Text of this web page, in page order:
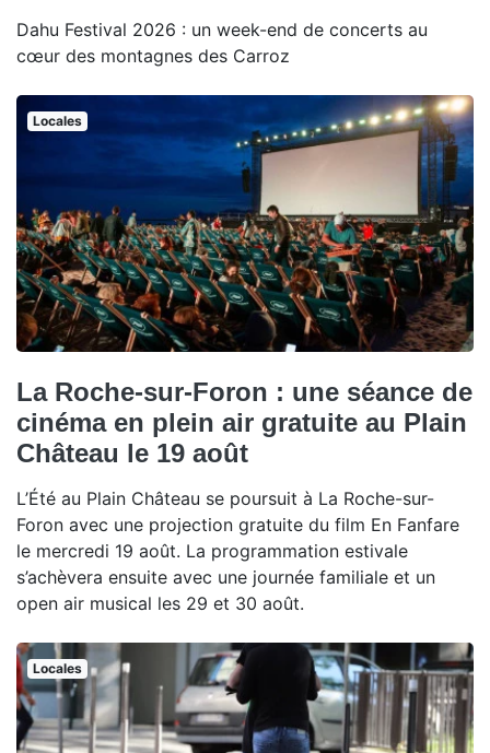
Dahu Festival 2026 : un week-end de concerts au
cœur des montagnes des Carroz
Locales
La Roche-sur-Foron : une séance de
cinéma en plein air gratuite au Plain
Château le 19 août
L’Été au Plain Château se poursuit à La Roche-sur-
Foron avec une projection gratuite du film En Fanfare
le mercredi 19 août. La programmation estivale
s’achèvera ensuite avec une journée familiale et un
open air musical les 29 et 30 août.
Locales